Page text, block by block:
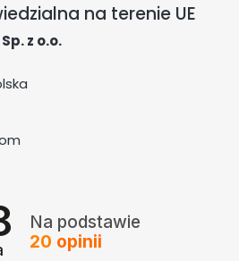
na terenie UE
z o.o.
Na podstawie
20 opinii